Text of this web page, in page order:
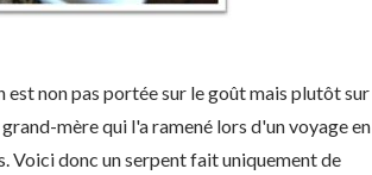
non pas portée sur le goût mais plutôt sur
mère qui l'a ramené lors d'un voyage en
Voici donc un serpent fait uniquement de